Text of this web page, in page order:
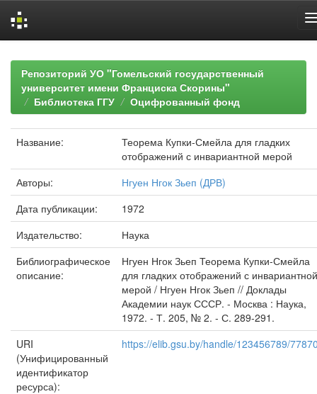
navigationРепозиторий УО "Гомельский государственный
университет имени Франциска Скорины"
Библиотека ГГУ
Оцифрованный фонд
Название:
Теорема Купки-Смейла для гладких
отображений с инвариантной мерой
Авторы:
Нгуен Нгок Зьеп (ДРВ)
Дата публикации:
1972
Издательство:
Наука
Библиографическое
описание:
Нгуен Нгок Зьеп Теорема Купки-Смейла
для гладких отображений с инвариантной
мерой / Нгуен Нгок Зьеп // Доклады
Академии наук СССР. - Москва : Наука,
1972. - Т. 205, № 2. - С. 289-291.
URI
(Унифицированный
идентификатор
ресурса):
https://elib.gsu.by/handle/123456789/